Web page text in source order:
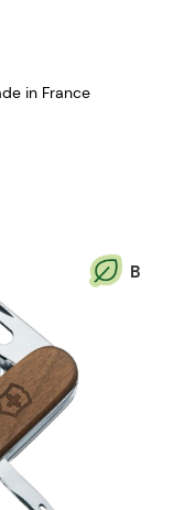
in France
B